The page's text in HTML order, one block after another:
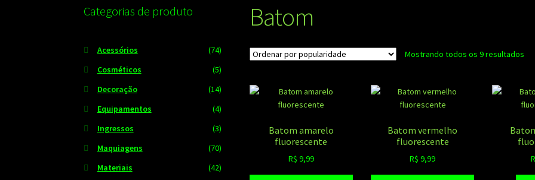
Batom
Mostrando todos os 9 resultados
Batom amarelo
fluorescente
R$ 9,99
Batom vermelho
fluorescente
R$ 9,99
Categorias de produto
Acessórios
(74)
Cosméticos
(5)
Decoração
(14)
Equipamentos
(4)
Ingressos
(3)
Maquiagens
(70)
Materiais
(42)